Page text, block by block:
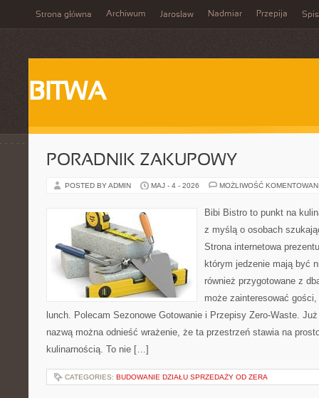
Strona główna Archiwum Jarosław Nadmiar Przepija
BITWA
PORADNIK ZAKUPOWY
POSTED BY ADMIN MAJ - 4 - 2026 MOŻLIWOŚĆ
Bibi Bistro to punkt na
z myślą o osobach
Strona internetowa
którym jedzenie mają być
również przygotowane z
może zainteresować
lunch. Polecam Sezonowe Gotowanie i Przepisy Zero-Waste.
nazwą można odnieść wrażenie, że ta przestrzeń stawia na
kulinarnością. To nie […]
CATEGORIES: BUDOWANIE DZIAŁU SPRZEDAŻY OD ZERA